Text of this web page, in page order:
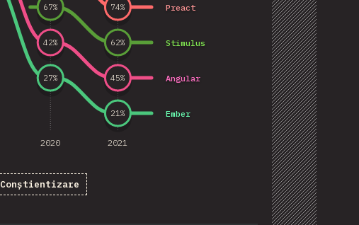
2020 2021
Angular
Preact
Ember
Stimulus
42%
45%
74%
27%
21%
67%
62%
Conștientizare